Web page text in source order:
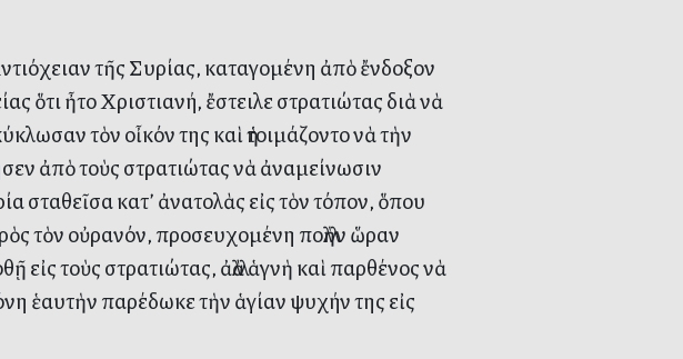
τῆς Συρίας, καταγομένη ἀπὸ ἔνδοξον
ὅτι ἦτο Χριστιανή, ἔστειλε στρατιώτας διὰ νὰ
τὸν οἶκόν της καὶ ἡτοιμάζοντο νὰ τὴν
ἀπὸ τοὺς στρατιώτας νὰ ἀναμείνωσιν
σταθεῖσα κατ’ ἀνατολὰς εἰς τὸν τόπον, ὅπου
τὸν οὐρανόν, προσευχομένη πολλὴν ὥραν
τοὺς στρατιώτας, ἀλλὰ ἁγνὴ καὶ παρθένος νὰ
ἑαυτὴν παρέδωκε τὴν ἁγίαν ψυχήν της εἰς